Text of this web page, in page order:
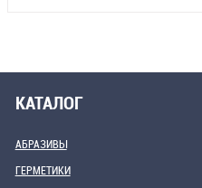
КАТАЛОГ
АБРАЗИВЫ
ГЕРМЕТИКИ